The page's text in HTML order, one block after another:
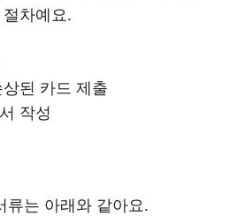
차예요.
된 카드 제출
작성
류는 아래와 같아요.